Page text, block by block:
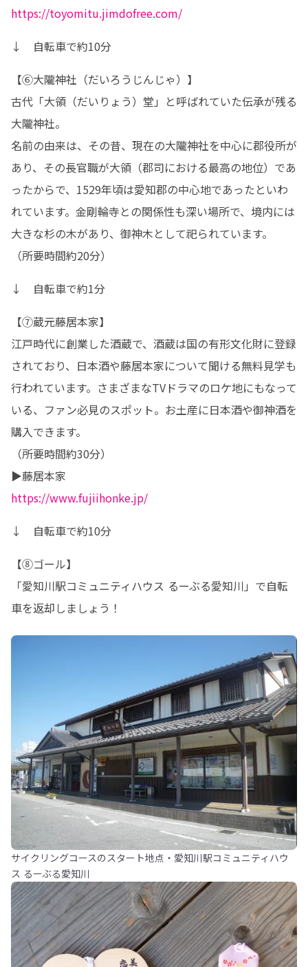
https://toyomitu.jimdofree.com/
↓　自転車で約10分
【⑥大隴神社（だいろうじんじゃ）】
古代「大領（だいりょう）堂」と呼ばれていた伝承が残る
大隴神社。
名前の由来は、その昔、現在の大隴神社を中心に郡役所が
あり、その長官職が大領（郡司における最高の地位）であ
ったからで、1529年頃は愛知郡の中心地であったといわ
れています。金剛輪寺との関係性も深い場所で、境内には
大きな杉の木があり、御神木として祀られています。
（所要時間約20分）
↓　自転車で約1分
【⑦蔵元藤居本家】
江戸時代に創業した酒蔵で、酒蔵は国の有形文化財に登録
されており、日本酒や藤居本家について聞ける無料見学も
行われています。さまざまなTVドラマのロケ地にもなって
いる、ファン必見のスポット。お土産に日本酒や御神酒を
購入できます。
（所要時間約30分）
https://www.fujiihonke.jp/
↓　自転車で約10分
【⑧ゴール】
「愛知川駅コミュニティハウス るーぶる愛知川」で自転
車を返却しましょう！
サイクリングコースのスタート地点・愛知川駅コミュニティハウ
ス るーぶる愛知川